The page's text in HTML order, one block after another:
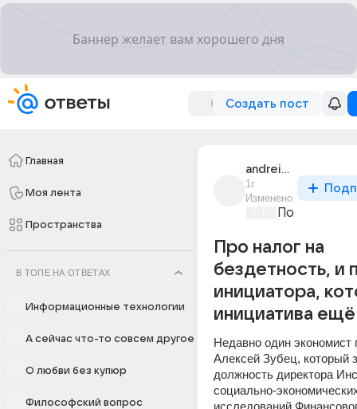
Создать пост
Главная
Моя лента
Пространства
В ТОПЕ НА ОТВЕТАХ
Информационные технологии
А сейчас что-то совсем другое
О любви без купюр
Философский вопрос
andrei_kozlov_3850
1г
Изменено
Про налог на
бездетность, и
инициатора,
инициатива ещё
Недавно один экономист
Алексей Зубец, который
должность директора
социально-
исследований